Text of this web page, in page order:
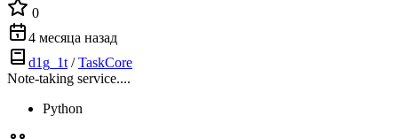
0
4 месяца назад
d1g_1t /TaskCore
Note-taking service....
Python